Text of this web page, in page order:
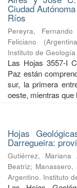
Ciudad
Ríos
Pereyra, Fernando
Feliciano
(
Instituto de
Las Hojas 3557-I
Paz están
sur, la primera
oeste, mientras que
Hojas
Darregueira:
Gutiérrez, Mariana
Beatriz; Manassero,
Argentino. Instituto